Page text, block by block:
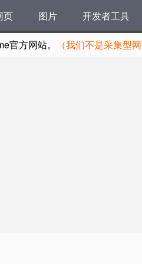
页 图片 开发者工具
官方网站。 （我们不是采集型